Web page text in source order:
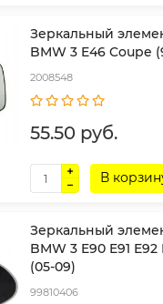
Зеркальный
BMW 3 E46 Coupe
2008548
55.50 руб.
В
Зеркальный
BMW 3 E90 E91 E92
(05-09)
99810406